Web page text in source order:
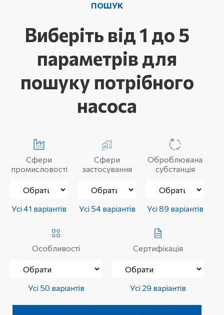
ПОШУК
Виберіть від 1 до 5
параметрів для
пошуку потрібного
насоса
Сфери
промисловості
Усі 41 варіантів
Сфери
застосування
Усі 54 варіантів
Оброблювана
субстанція
Усі 89 варіантів
Особливості
Усі 50 варіантів
Сертифікація
Усі 29 варіантів